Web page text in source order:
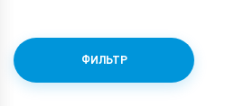
ФИЛЬТР